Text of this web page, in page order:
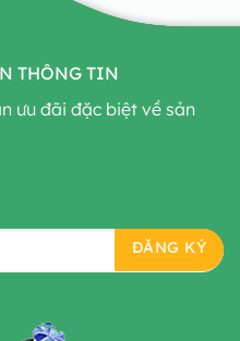
THÔNG TIN
ưu đãi đặc biệt về sản